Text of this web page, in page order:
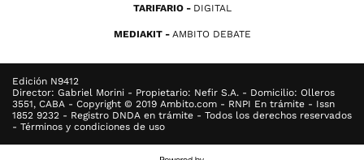
TARIFARIO DIGITAL
MEDIAKIT AMBITO DEBATE
Edición N9412
Director: Gabriel Morini - Propietario: Nefir S.A. - Domicilio: Olleros
3551, CABA - Copyright © 2019 Ambito.com - RNPI En trámite - Issn
1852 9232 - Registro DNDA en trámite - Todos los derechos reservados
- Términos y condiciones de uso